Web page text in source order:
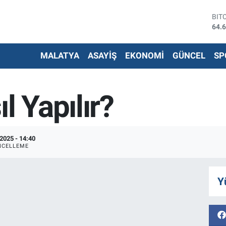
MALATYA ASAYİŞ EKONOMİ GÜNCEL
Yapılır?
- 14:40